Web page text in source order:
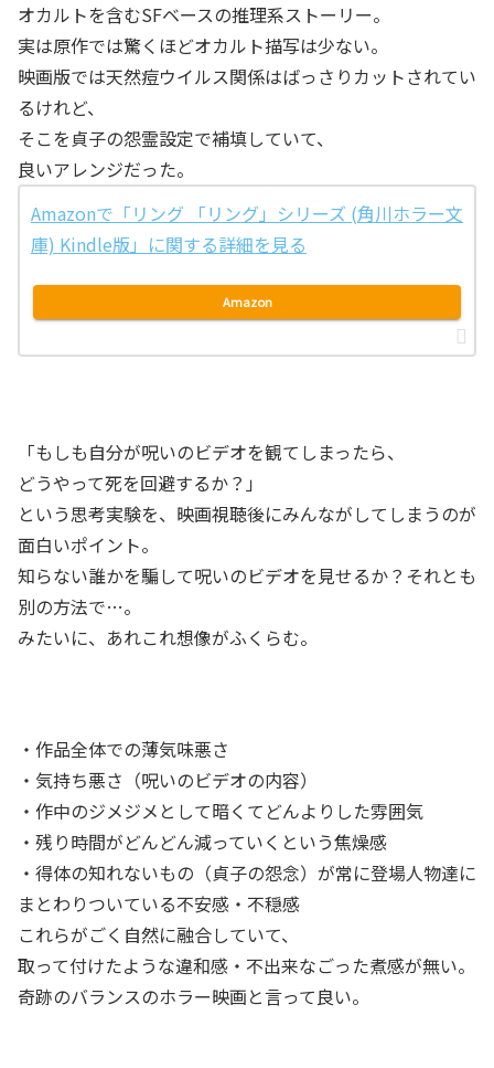
オカルトを含むSFベースの推理系ストーリー。
実は原作では驚くほどオカルト描写は少ない。
映画版では天然痘ウイルス関係はばっさりカットされてい
るけれど、
そこを貞子の怨霊設定で補填していて、
良いアレンジだった。
Amazonで「リング 「リング」シリーズ (角川ホラー文
庫) Kindle版」に関する詳細を見る
Amazon
「もしも自分が呪いのビデオを観てしまったら、
どうやって死を回避するか？」
という思考実験を、映画視聴後にみんながしてしまうのが
面白いポイント。
知らない誰かを騙して呪いのビデオを見せるか？それとも
別の方法で…。
みたいに、あれこれ想像がふくらむ。
・作品全体での薄気味悪さ
・気持ち悪さ（呪いのビデオの内容）
・作中のジメジメとして暗くてどんよりした雰囲気
・残り時間がどんどん減っていくという焦燥感
・得体の知れないもの（貞子の怨念）が常に登場人物達に
まとわりついている不安感・不穏感
これらがごく自然に融合していて、
取って付けたような違和感・不出来なごった煮感が無い。
奇跡のバランスのホラー映画と言って良い。